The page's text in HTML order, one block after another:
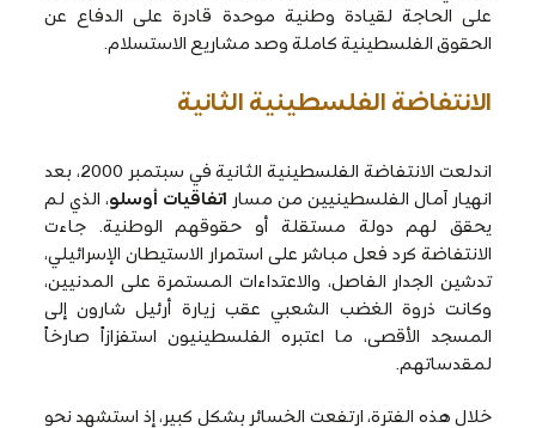
على الحاجة لقيادة وطنية موحدة قادرة على الدفاع عن
الحقوق الفلسطينية كاملة وصد مشاريع الاستسلام.
الانتفاضة الفلسطينية الثانية
اندلعت الانتفاضة الفلسطينية الثانية في سبتمبر 2000، بعد
انهيار آمال الفلسطينيين من مسار اتفاقيات أوسلو، الذي لم
يحقق لهم دولة مستقلة أو حقوقهم الوطنية. جاءت
الانتفاضة كرد فعل مباشر على استمرار الاستيطان الإسرائيلي،
تدشين الجدار الفاصل، والاعتداءات المستمرة على المدنيين،
وكانت ذروة الغضب الشعبي عقب زيارة أرئيل شارون إلى
المسجد الأقصى، ما اعتبره الفلسطينيون استفزازاً صارخاً
لمقدساتهم.
خلال هذه الفترة، ارتفعت الخسائر بشكل كبير، إذ استشهد نحو